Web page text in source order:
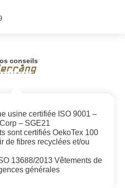
conseils
usine certifiée ISO 9001 –
– SGE21
sont certifiés OekoTex 100
de fibres recyclées et/ou
13688/2013 Vêtements de
générales